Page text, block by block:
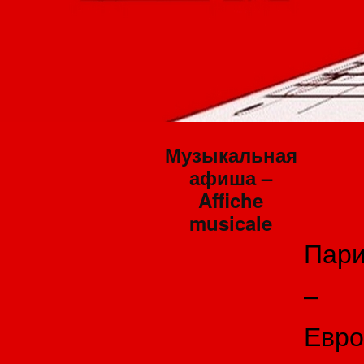
Музыкальная
афиша –
Affiche
musicale
–